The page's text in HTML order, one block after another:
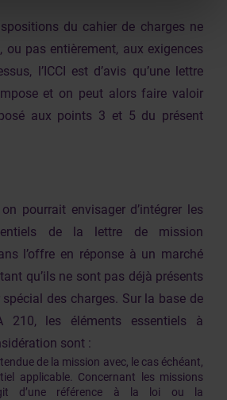
du cahier de charges ne
ou pas entièrement, aux exigences
l’ICCI est d’avis qu’une lettre
et on peut alors faire valoir
aux points 3 et 5 du présent
pourrait envisager d’intégrer les
de la lettre de mission
l’offre en réponse à un marché
qu’ils ne sont pas déjà présents
des charges. Sur la base de
210, les éléments essentiels à
sont :
de la mission avec, le cas échéant,
applicable. Concernant les missions
d’une référence à la loi ou la